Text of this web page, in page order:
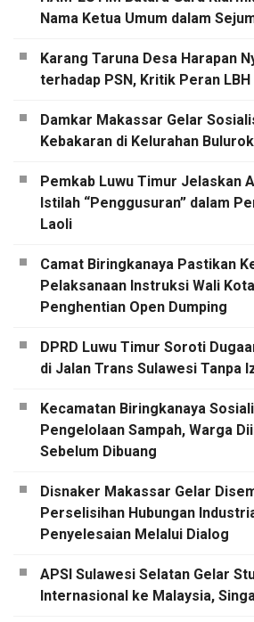
Nama Ketua Umum dalam
Karang Taruna Desa Harapan
terhadap PSN, Kritik Peran
Damkar Makassar Gelar
Kebakaran di Kelurahan
Pemkab Luwu Timur Jelaskan
Istilah “Penggusuran” dalam
Laoli
Camat Biringkanaya Pastikan
Pelaksanaan Instruksi Wali
Penghentian Open Dumping
DPRD Luwu Timur Soroti
di Jalan Trans Sulawesi Tanpa
Kecamatan Biringkanaya
Pengelolaan Sampah, Warga
Sebelum Dibuang
Disnaker Makassar Gelar
Perselisihan Hubungan
Penyelesaian Melalui Dialog
APSI Sulawesi Selatan Gelar
Internasional ke Malaysia,